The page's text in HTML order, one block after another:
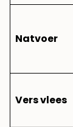
Natvoer
Vers vlees